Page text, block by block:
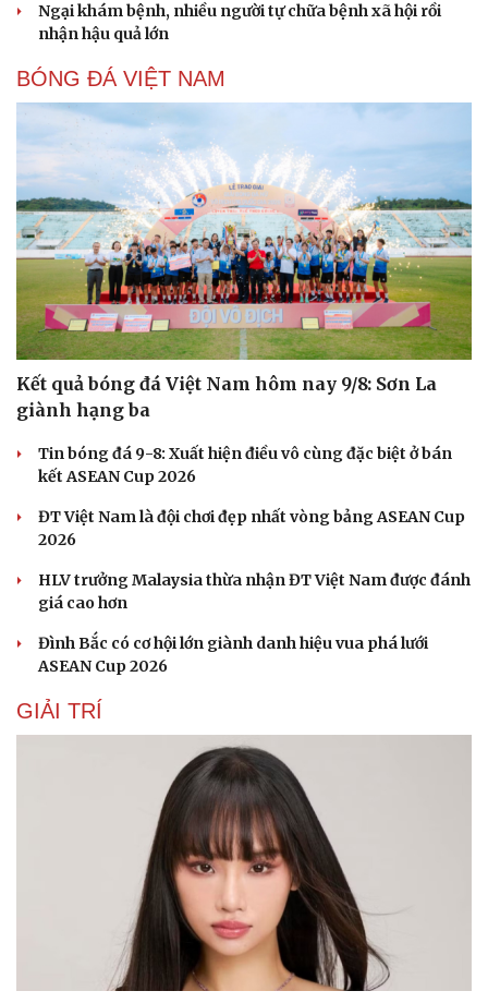
Dinh dưỡng - món ngon
Cây thuốc
Sản phụ khoa
Nhi khoa
Làm đẹp - giảm cân
Nhà đẹp
Tình yêu - Gia đình
Ngại khám bệnh, nhiều người tự chữa bệnh xã hội rồi
nhận hậu quả lớn
BÓNG ĐÁ VIỆT NAM
Kết quả bóng đá Việt Nam hôm nay 9/8: Sơn La
giành hạng ba
Tin bóng đá 9-8: Xuất hiện điều vô cùng đặc biệt ở bán
kết ASEAN Cup 2026
ĐT Việt Nam là đội chơi đẹp nhất vòng bảng ASEAN Cup
2026
HLV trưởng Malaysia thừa nhận ĐT Việt Nam được đánh
giá cao hơn
Đình Bắc có cơ hội lớn giành danh hiệu vua phá lưới
ASEAN Cup 2026
GIẢI TRÍ